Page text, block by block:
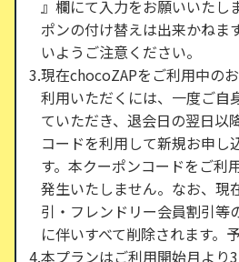
』欄にて入力をお願いいたし
ポンの付け替えは出来かねま
いようご注意ください。
現在chocoZAPをご利用中の
利用いただくには、一度ご自
ていただき、退会日の翌日以
コードを利用して新規お申し
す。本クーポンコードをご利
発生いたしません。なお、現
引・フレンドリー会員割引等
に伴いすべて削除されます。
本プランはご利用開始月より